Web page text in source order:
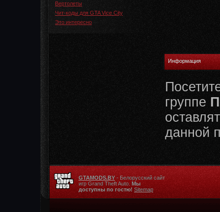
Вертолеты
Чит-коды для GTA Vice City
Это интересно
Информация
группе
данной
GTAMODS.BY - Белорусский сайт
игр Grand Theft Auto. Мы
доступны по гостю! Sitemap